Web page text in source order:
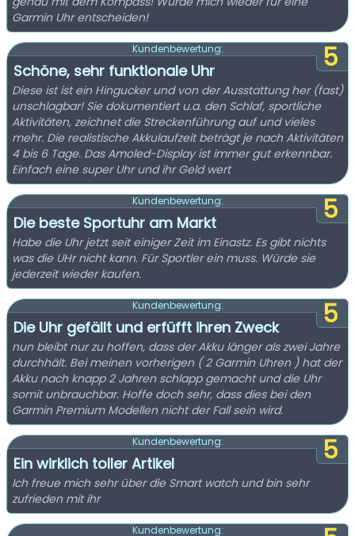
Garmin Uhr entscheiden!
5
Kundenbewertung:
Schöne, sehr funktionale Uhr
Diese ist ist ein Hingucker und von der Ausstattung her (fast)
unschlagbar! Sie dokumentiert u.a. den Schlaf, sportliche
Aktivitäten, zeichnet die Streckenführung auf und vieles
mehr. Die realistische Akkulaufzeit beträgt je nach Aktivitäten
4 bis 6 Tage. Das Amoled-Display ist immer gut erkennbar.
Einfach eine super Uhr und ihr Geld wert
5
Kundenbewertung:
Die beste Sportuhr am Markt
Habe die Uhr jetzt seit einiger Zeit im Einastz. Es gibt nichts
was die UHr nicht kann. Für Sportler ein muss. Würde sie
jederzeit wieder kaufen.
5
Kundenbewertung:
Die Uhr gefällt und erfüfft ihren Zweck
nun bleibt nur zu hoffen, dass der Akku länger als zwei Jahre
durchhält. Bei meinen vorherigen ( 2 Garmin Uhren ) hat der
Akku nach knapp 2 Jahren schlapp gemacht und die Uhr
somit unbrauchbar. Hoffe doch sehr, dass dies bei den
Garmin Premium Modellen nicht der Fall sein wird.
5
Kundenbewertung:
Ein wirklich toller Artikel
Ich freue mich sehr über die Smart watch und bin sehr
zufrieden mit ihr
Kundenbewertung: